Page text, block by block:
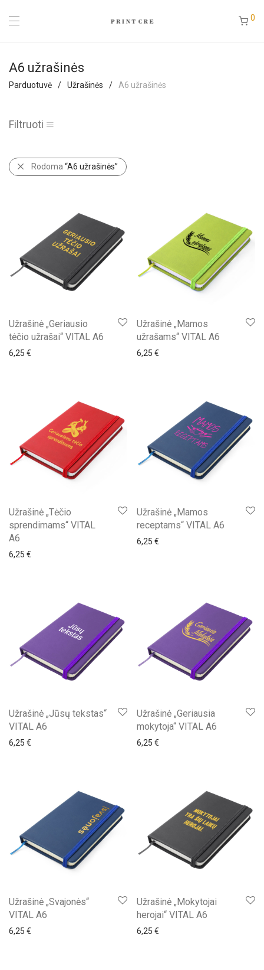
0
A6 užrašinės
Parduotuvė / Užrašinės / A6 užrašinės
Filtruoti
Rodoma “A6 užrašinės”
Užrašinė „Geriausio
tėčio užrašai“ VITAL A6
6,25 €
Užrašinė „Mamos
užrašams“ VITAL A6
6,25 €
Užrašinė „Tėčio
sprendimams“ VITAL
A6
6,25 €
Užrašinė „Mamos
receptams“ VITAL A6
6,25 €
Užrašinė „Jūsų tekstas“
VITAL A6
6,25 €
Užrašinė „Geriausia
mokytoja“ VITAL A6
6,25 €
Užrašinė „Svajonės“
VITAL A6
6,25 €
Užrašinė „Mokytojai
herojai“ VITAL A6
6,25 €